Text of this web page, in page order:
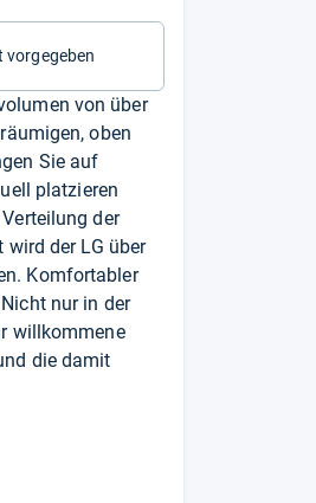
vorgegeben
von über
oben
Sie auf
platzieren
der
der LG über
Komfortabler
nur in der
willkommene
die damit